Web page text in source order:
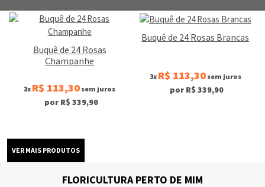
Buquê de 24 Rosas
Champanhe
3x R$ 113,30 sem juros
por R$ 339,90
Buquê de 24 Rosas Brancas
3x R$ 113,30sem juros
por R$ 339,90
FLORICULTURA PERTO DE MIM